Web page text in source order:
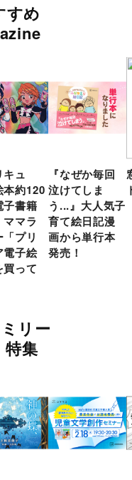
すめ
キュ
本約120
子書籍
マラ
プリ
電子絵
って
『なぜか毎回
泣けてしま
う...』大人気子
育て絵日記漫
画から単行本
発売！
リー
特集